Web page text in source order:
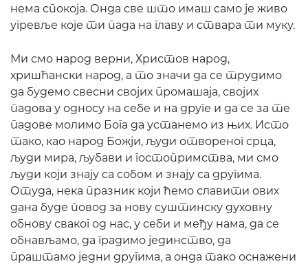
нема спокоја. Онда све што имаш само је живо
угревље које ти пада на главу и ствара ти муку.
Ми смо народ верни, Христов народ,
хришћански народ, а то значи да се трудимо
да будемо свесни својих промашаја, својих
падова у односу на себе и на друге и да се за те
падове молимо Бога да устанемо из њих. Исто
тако, као народ Божји, људи отвореног срца,
људи мира, љубави и гостопримства, ми смо
људи који знају са собом и знају са другима.
Отуда, нека празник који ћемо славити ових
дана буде повод за нову суштинску духовну
обнову сваког од нас, у себи и међу нама, да се
обнављамо, да градимо јединство, да
праштамо једни другима, а онда тако оснажени